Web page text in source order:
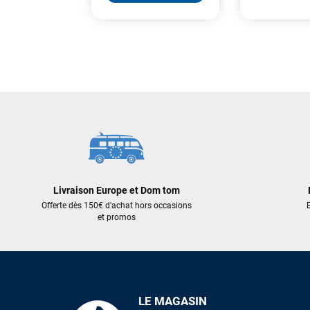
Livraison Europe et Dom tom
Offerte dès 150€ d'achat hors occasions
et promos
LE MAGASIN